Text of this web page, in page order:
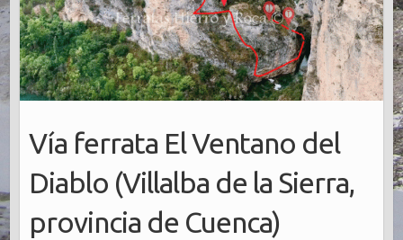
Vía ferrata El Ventano del
Diablo (Villalba de la Sierra,
provincia de Cuenca)